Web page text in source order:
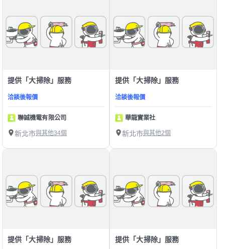
提供「大掃除」服務
洽談後報價
聯誠機電有限公司
新北市與其他34個
提供「大掃除」服務
洽談後報價
華龍實業社
新北市與其他2個
提供「大掃除」服務 提供「大掃除」服務